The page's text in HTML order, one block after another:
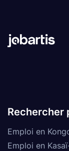
Rechercher
Emploi en
Emploi en